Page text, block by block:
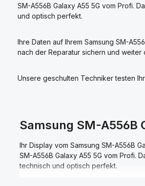
SM-A556B Galaxy A55 5G vom Profi.
und optisch perfekt.
Ihre Daten auf Ihrem Samsung SM-
nach der Reparatur sichern und weiter
Unsere geschulten Techniker testen
Samsung SM-A556B
Ihr Display vom Samsung SM-A556B
SM-A556B Galaxy A55 5G vom Profi.
technisch und optisch perfekt.